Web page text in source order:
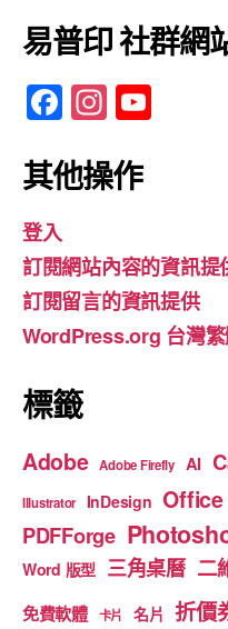
易普印 社群網
F
a
c
b
o
o
k
In
st
a
gr
a
m
u
b
e
其他操作
登入
訂閱網站內容的資訊提
訂閱留言的資訊提供
WordPress.org 台灣
標籤
Adobe Adobe Firefly AI
Illustrator InDesign Office
PDFForge
Word 版型 三角桌曆 二
免費軟體 卡片 名片 折價